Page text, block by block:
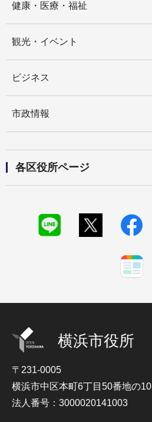
健康・医療・福祉
観光・イベント
ビジネス
市政情報
各区役所ページ
横浜市役所
〒231-0005
横浜市中区本町6丁目50番地の10
法人番号：3000020141003